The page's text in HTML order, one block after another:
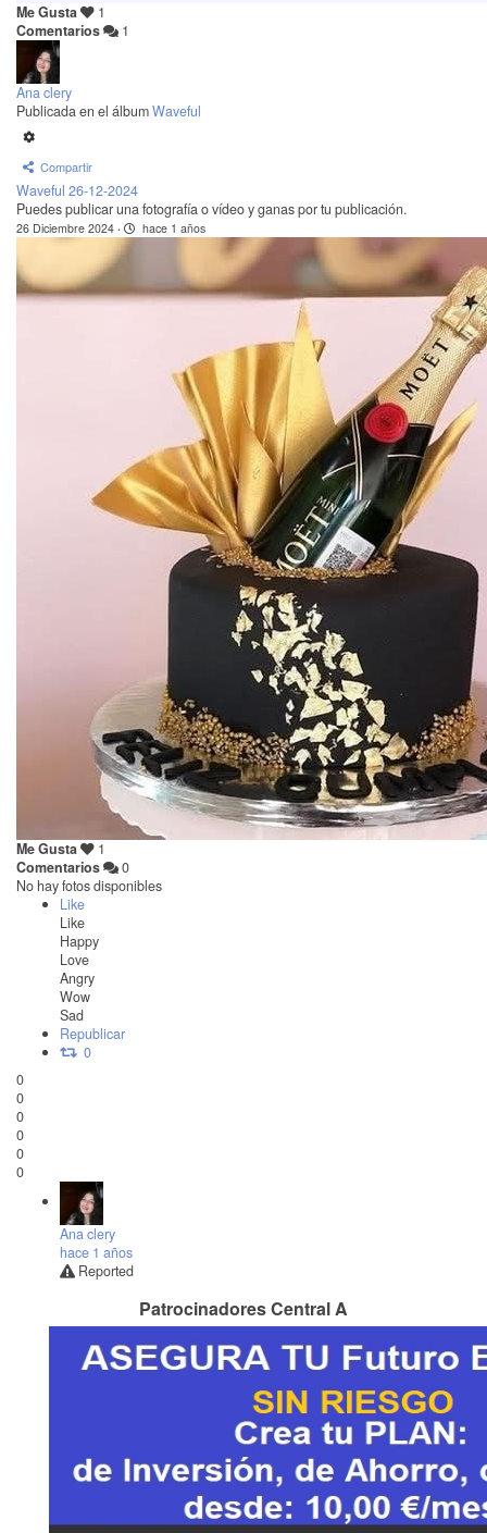
Me Gusta
1
Comentarios
1
Ana clery
Publicada en el álbumWaveful
Compartir
Waveful 26-12-2024
Puedes publicar una fotografía o vídeo y ganas por tu publicación.
26 Diciembre 2024 · hace 1 años
Me Gusta
1
Comentarios
0
No hay fotos disponibles
Like
Like
Happy
Love
Angry
Wow
Sad
Republicar
0
0
0
0
0
0
0
Ana clery
hace 1 años
Reported
Patrocinadores Central A